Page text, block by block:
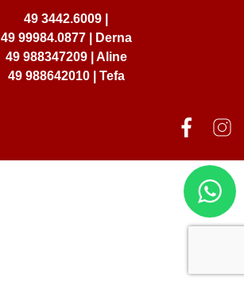
49 3442.6009 |
49 99984.0877 | Derna
49 988347209 | Aline
49 988642010 | Tefa